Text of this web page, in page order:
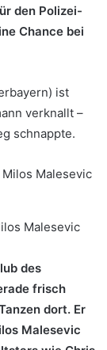
den Polizei-
Chance bei
ist
verknallt –
schnappte.
Malesevic
des
frisch
dort. Er
Malesevic